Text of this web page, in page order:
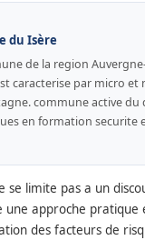
du Isère
de la region
caracterise par micro
commune active
en formation securite
se limite pas a un
une approche
des facteurs de